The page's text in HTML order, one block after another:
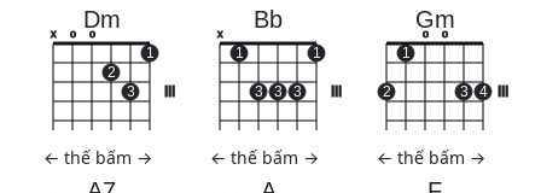
Dm
x o o
2
3
1
← thế bấm →
Bb
x
1
3 3 3
1
← thế bấm →
Gm
2
1
o o
3 4
← thế bấm →